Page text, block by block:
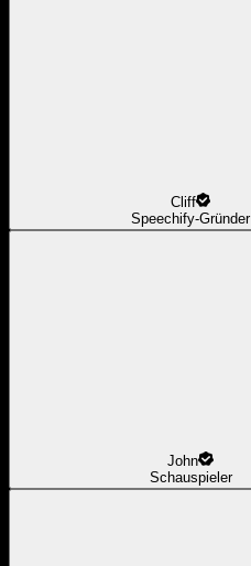
Cliff
Speechify-Gründer
John
Schauspieler